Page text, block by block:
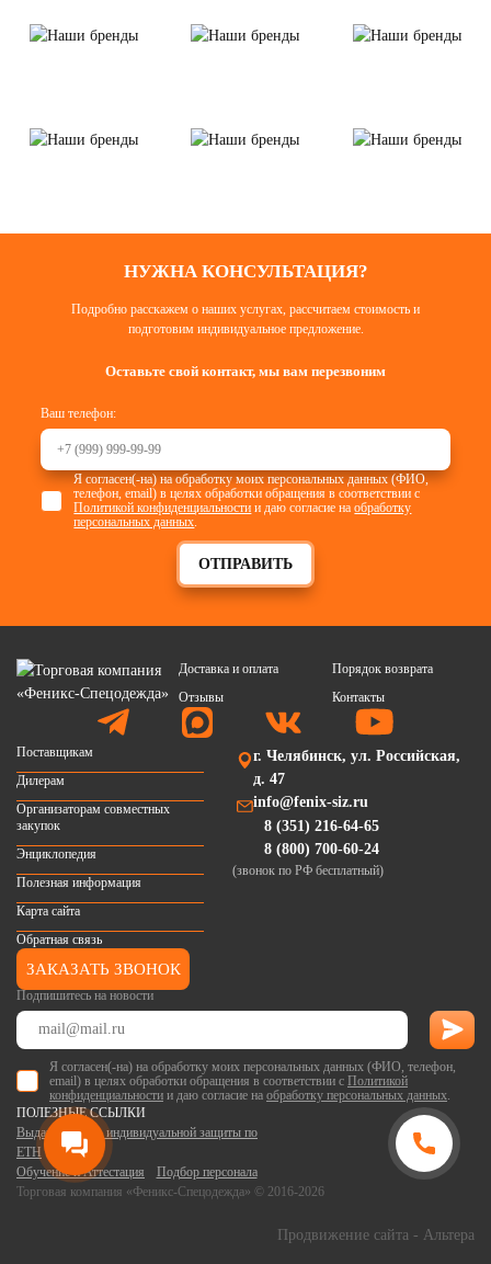
НУЖНА КОНСУЛЬТАЦИЯ?
Подробно расскажем о наших услугах, рассчитаем стоимость и
подготовим индивидуальное предложение.
Оставьте свой контакт, мы вам перезвоним
Ваш телефон:
ОТПРАВИТЬ
Я согласен(-на) на обработку моих персональных данных (ФИО,
телефон, email) в целях обработки обращения в соответствии с
Политикой конфиденциальности и даю согласие наобработку
персональных данных
Доставка и оплата
Порядок возврата
Отзывы
Контакты
Подпишитесь на новости
Я согласен(-на) на обработку моих персональных данных (ФИО, телефон,
email) в целях обработки обращения в соответствии с Политикой
конфиденциальности и даю согласие на обработку персональных данных
Торговая компания «Феникс-Спецодежда» © 2016-2026
Поставщикам
Дилерам
Организаторам совместных
закупок
Энциклопедия
Полезная информация
Карта сайта
Обратная связь
г. Челябинск, ул. Российская,
д. 47
info@fenix-siz.ru
8 (351) 216-64-65
8 (800) 700-60-24
(звонок по РФ бесплатный)
ЗАКАЗАТЬ ЗВОНОК
ПОЛЕЗНЫЕ ССЫЛКИ
Выдача средств индивидуальной защиты по
ЕТН
Обучение и Аттестация
Подбор персонала
Продвижение сайта - Альтера